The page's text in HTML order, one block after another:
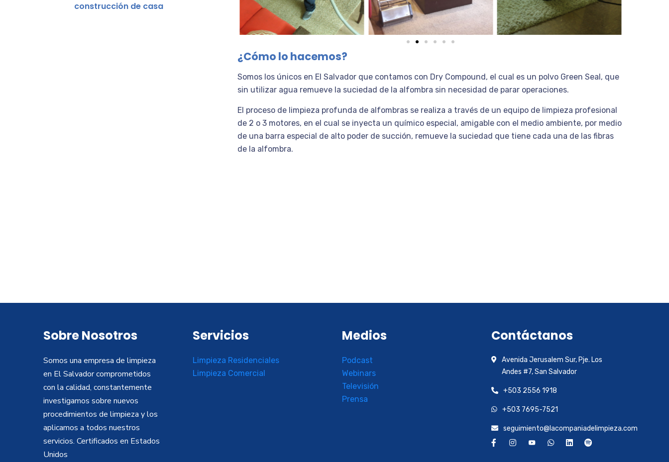
construcción de casa
¿Cómo lo hacemos?
Somos los únicos en El Salvador que contamos con Dry Compound, el cual es un polvo Green Seal, que
sin utilizar agua remueve la suciedad de la alfombra sin necesidad de parar operaciones.
El proceso de limpieza profunda de alfombras se realiza a través de un equipo de limpieza profesional
de 2 o 3 motores, en el cual se inyecta un químico especial, amigable con el medio ambiente, por medio
de una barra especial de alto poder de succión, remueve la suciedad que tiene cada una de las fibras
de la alfombra.
Sobre Nosotros
Somos una empresa de limpieza
en El Salvador comprometidos
con la calidad, constantemente
investigamos sobre nuevos
procedimientos de limpieza y los
aplicamos a todos nuestros
servicios. Certificados en Estados
Unidos
Servicios
Limpieza Residenciales
Limpieza Comercial
Medios
Podcast
Webinars
Televisión
Prensa
Contáctanos
Avenida Jerusalem Sur, Pje. Los
Andes #7, San Salvador
+503 2556 1918
+503 7695-7521
seguimiento@lacompaniadelimpieza.com